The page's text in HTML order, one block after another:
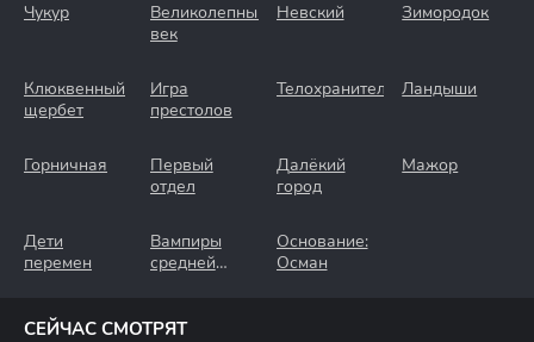
Чукур
Великолепный
век
Невский Зимородок
Клюквенный
щербет
Игра
престолов
Телохранители Ландыши
Горничная
Первый
отдел
Далёкий
город
Мажор
Дети
перемен
Вампиры
средней
Основание:
Осман
СЕЙЧАС СМОТРЯТ